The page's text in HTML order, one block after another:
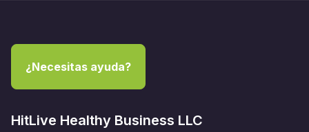
¿Necesitas ayuda?
HitLive Healthy Business LLC